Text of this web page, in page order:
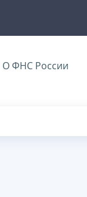
О ФНС России